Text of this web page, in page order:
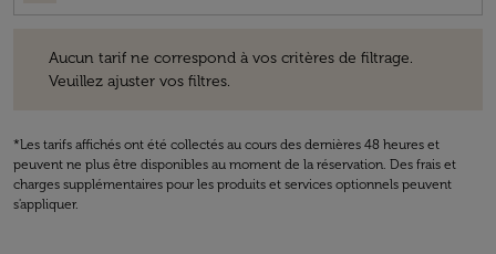
Aucun tarif ne correspond à vos critères de filtrage.
Veuillez ajuster vos filtres.
*Les tarifs affichés ont été collectés au cours des dernières 48 heures et
peuvent ne plus être disponibles au moment de la réservation. Des frais et
charges supplémentaires pour les produits et services optionnels peuvent
s'appliquer.